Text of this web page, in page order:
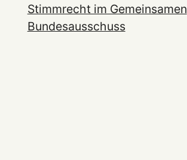
Stimmrecht im Gemeinsamen
Bundesausschuss